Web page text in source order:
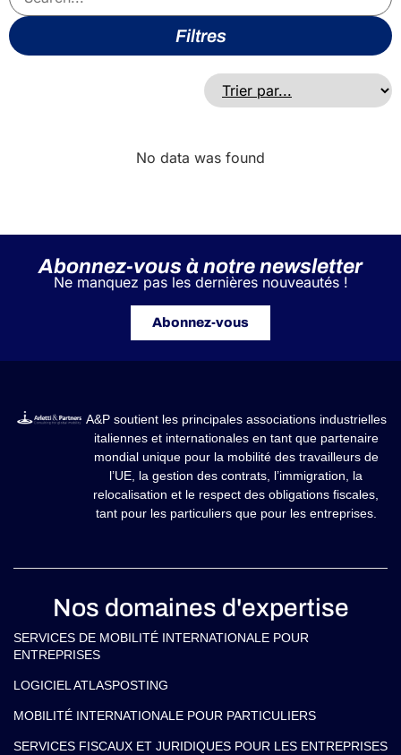
Filtres
No data was found
Abonnez-vous à notre newsletter
Ne manquez pas les dernières nouveautés !
Abonnez-vous
A&P soutient les principales associations industrielles
italiennes et internationales en tant que partenaire
mondial unique pour la mobilité des travailleurs de
l’UE, la gestion des contrats, l’immigration, la
relocalisation et le respect des obligations fiscales,
tant pour les particuliers que pour les entreprises.
Nos domaines d'expertise
SERVICES DE MOBILITÉ INTERNATIONALE POUR
ENTREPRISES
LOGICIEL ATLASPOSTING
MOBILITÉ INTERNATIONALE POUR PARTICULIERS
SERVICES FISCAUX ET JURIDIQUES POUR LES ENTREPRISES